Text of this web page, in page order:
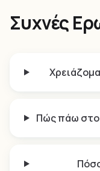
Συχνές
Πώς πάω στο